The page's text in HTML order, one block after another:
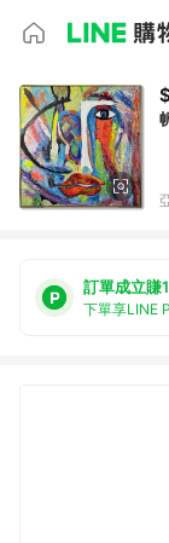
訂單成立賺
下單享LINE